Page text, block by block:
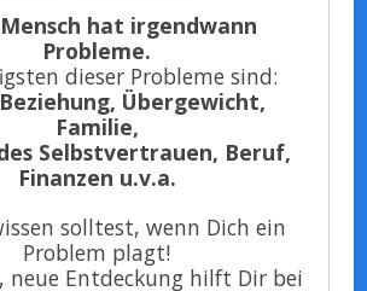
hat irgendwann
Probleme.
dieser Probleme sind:
Übergewicht,
Familie,
Selbstvertrauen, Beruf,
Finanzen u.v.a.
solltest, wenn Dich ein
Problem plagt!
neue Entdeckung hilft Dir bei